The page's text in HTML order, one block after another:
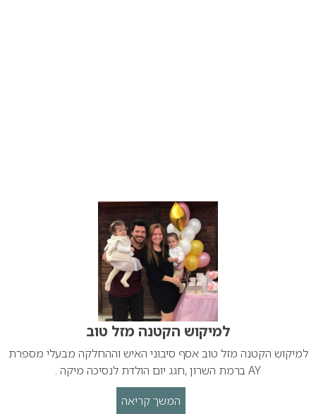
למיקוש הקטנה מזל טוב
למיקוש הקטנה מזל טוב אסף סיבוני האיש וההחלקה מבעלי מספרת
AY ברמת השרון ,חגג יום הולדת לנסיכה מיקה .
המשך קריאה